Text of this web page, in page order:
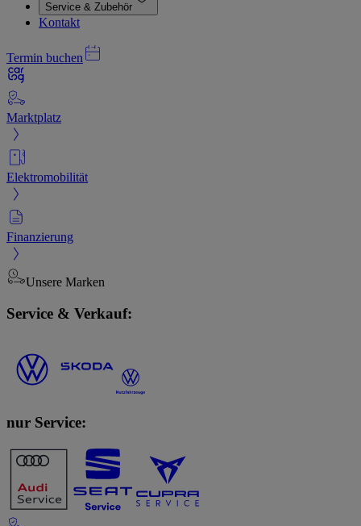
Service & Zubehör
Kontakt
Termin buchen
Marktplatz
Elektromobilität
Finanzierung
Unsere Marken
Service & Verkauf:
nur Service: